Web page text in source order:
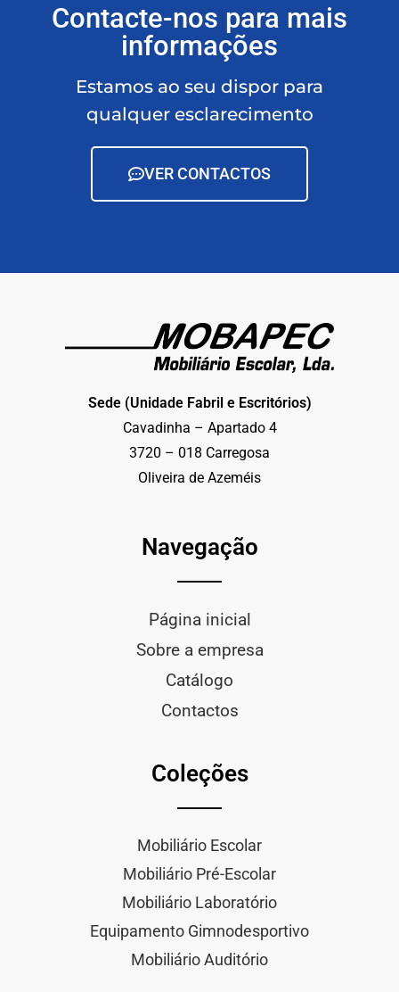
Contacte-nos para mais
informações
Estamos ao seu dispor para
qualquer esclarecimento
VER CONTACTOS
Sede (Unidade Fabril e Escritórios)
Cavadinha – Apartado 4
3720 – 018 Carregosa
Oliveira de Azeméis
Navegação
Página inicial
Sobre a empresa
Catálogo
Contactos
Coleções
Mobiliário Escolar
Mobiliário Pré-Escolar
Mobiliário Laboratório
Equipamento Gimnodesportivo
Mobiliário Auditório